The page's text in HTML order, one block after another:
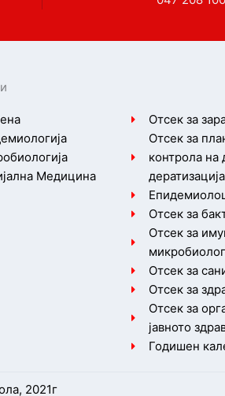
Медицина
Отсек за
Отсек за
контрола на
дератизација
Отсек за
Отсек за
Отсек за
Отсек за
Отсек за
јавното
Годишен
2021г